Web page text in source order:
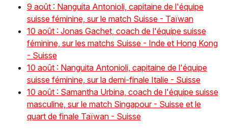
9 août : Nanguita Antonioli, capitaine de l'équipe
suisse féminine, sur le match Suisse - Taïwan
10 août : Jonas Gachet, coach de l'équipe suisse
féminine, sur les matchs Suisse - Inde et Hong Kong
- Suisse
10 août : Nanguita Antonioli, capitaine de l'équipe
suisse féminine, sur la demi-finale Italie - Suisse
10 août : Samantha Urbina, coach de l'équipe suisse
masculine, sur le match Singapour - Suisse et le
quart de finale Taïwan - Suisse